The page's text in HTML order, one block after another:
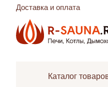
Доставка и оплата
Каталог